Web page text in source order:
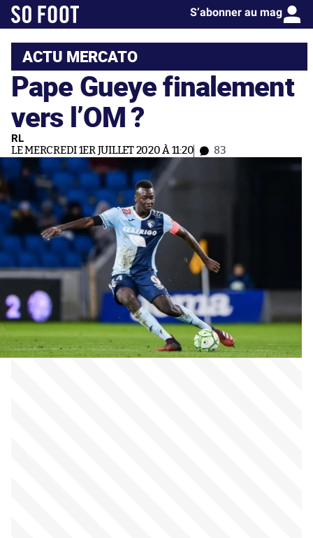
S’abonner au mag
ACTU MERCATO
Pape Gueye finalement
vers l’OM ?
RL
LE MERCREDI 1ER JUILLET 2020 À 11:20 83